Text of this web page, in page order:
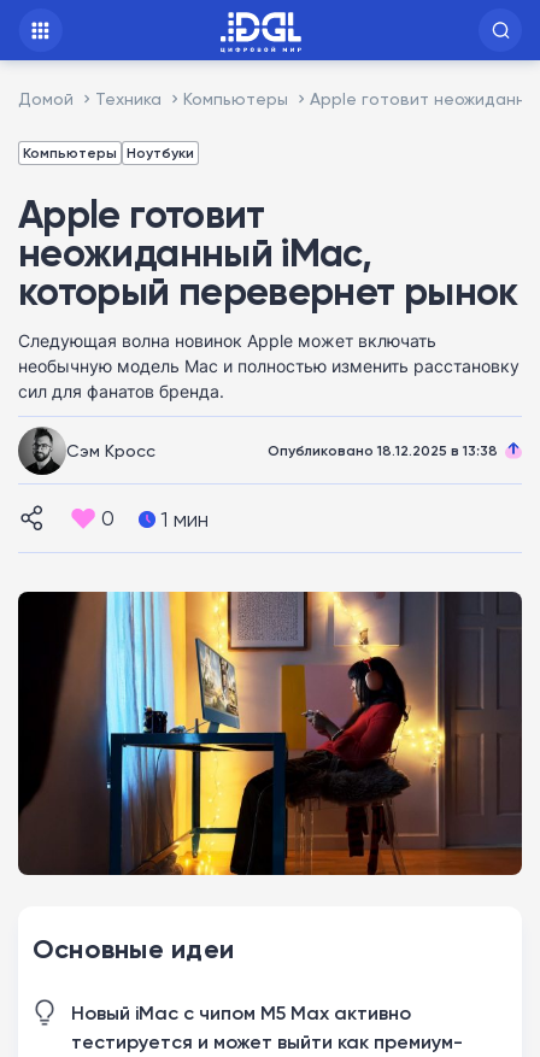
Домой Техника Компьютеры Apple готовит
Компьютеры Ноутбуки
Apple готовит
неожиданный iMac,
который перевернет рынок
Следующая волна новинок Apple может включать
необычную модель Mac и полностью изменить расстановку
сил для фанатов бренда.
Сэм Кросс Опубликовано 18.12.2025 в 13:38
0 1 мин
Основные идеи
Новый iMac с чипом M5 Max активно
тестируется и может выйти как премиум-